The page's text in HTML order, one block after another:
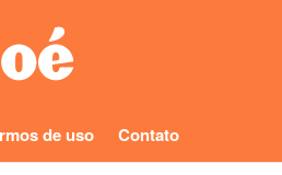
de uso Contato